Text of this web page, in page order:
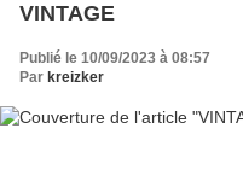
VINTAGE
Publié le 10/09/2023 à 08:57
Par kreizker